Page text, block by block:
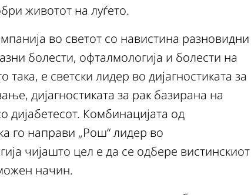
животот на луѓето.
во светот со навистина разновидни
болести, офталмологија и болести на
е светски лидер во дијагностиката за
дијагностиката за рак базирана на
дијабетесот. Комбинацијата од
го направи „Рош“ лидер во
чијашто цел е да се одбере вистинскиот
начин.